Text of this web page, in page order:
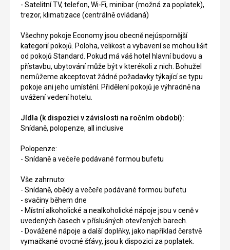
- Satelitní TV, telefon, Wi-Fi, minibar (možná za poplatek),
trezor, klimatizace (centrálně ovládaná)
Všechny pokoje Economy jsou obecně nejúspornější
kategorií pokojů. Poloha, velikost a vybavení se mohou lišit
od pokojů Standard. Pokud má váš hotel hlavní budovu a
přístavbu, ubytování může být v kterékoli z nich. Bohužel
nemůžeme akceptovat žádné požadavky týkající se typu
pokoje ani jeho umístění. Přidělení pokojů je výhradně na
uvážení vedení hotelu.
Jídla (k dispozici v závislosti na ročním období):
Snídaně, polopenze, all inclusive
Polopenze:
- Snídaně a večeře podávané formou bufetu
Vše zahrnuto:
- Snídaně, obědy a večeře podávané formou bufetu
- svačiny během dne
- Místní alkoholické a nealkoholické nápoje jsou v ceně v
uvedených časech v příslušných otevřených barech.
- Dovážené nápoje a další doplňky, jako například čerstvě
vymačkané ovocné šťávy, jsou k dispozici za poplatek.